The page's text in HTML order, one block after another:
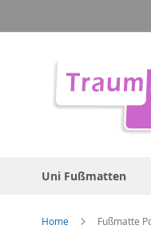
zum
Uni Fußmatten
Home Fußmatte